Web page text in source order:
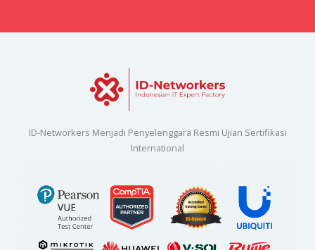
ID-Networkers Menjadi Penyelenggara Resmi Ujian Sertifikasi
International